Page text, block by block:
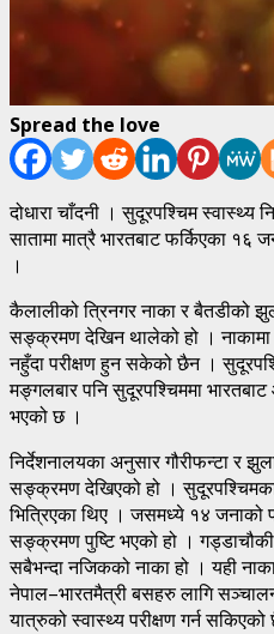
Spread the love
दोधारा चाँदनी । सुदूरपश्चिम स्वास्थ्य
सातामा मात्रै भारतबाट फर्किएका १६
।
कैलालीको त्रिनगर नाका र बैतडीको
सङ्क्रमण देखिन थालेको हो । नाकामा
नहुँदा परीक्षण हुन सकेको छैन ।
मङ्गलबार पनि सुदूरपश्चिममा
भएको छ ।
निर्देशनालयका अनुसार गौरीफन्टा र
सङ्क्रमण देखिएको हो ।
भित्रिएका थिए । जसमध्ये १४ जनाको
सङ्क्रमण पुष्टि भएको हो । गड्डाचौकी
सबैभन्दा नजिकको नाका हो । यही
नेपाल–भारतमैत्री बसहरु लागि
यात्रुको स्वास्थ्य परीक्षण गर्न